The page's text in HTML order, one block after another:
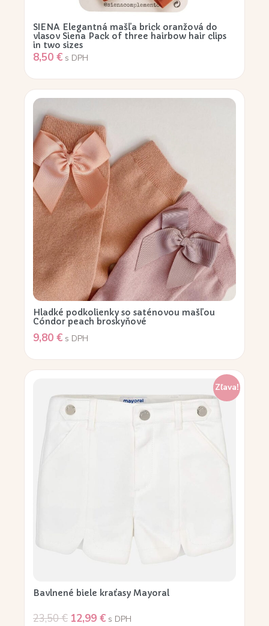
SIENA Elegantná mašľa brick oranžová do
vlasov Siena Pack of three hairbow hair clips
in two sizes
8,50 € s DPH
Hladké podkolienky so saténovou mašľou
Cóndor peach broskyňové
9,80 € s DPH
Zľava!
Bavlnené biele kraťasy Mayoral
23,50€ 12,99 € s DPH